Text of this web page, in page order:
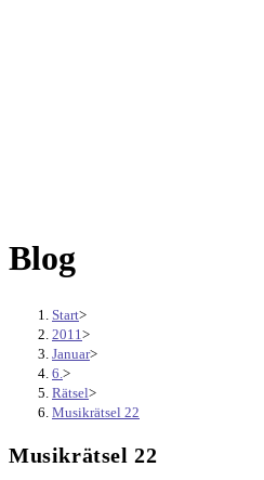
Blog
Start>
2011 >
Januar>
6. >
Rätsel>
Musikrätsel 22
Musikrätsel 22